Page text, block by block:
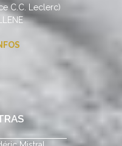
C.C. Leclerc)